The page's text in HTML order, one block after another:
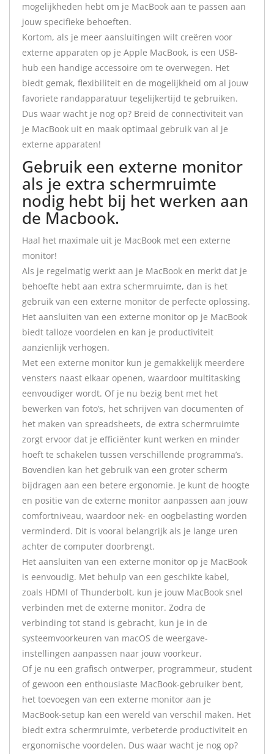
mogelijkheden hebt om je MacBook aan te passen aan
jouw specifieke behoeften.
Kortom, als je meer aansluitingen wilt creëren voor
externe apparaten op je Apple MacBook, is een USB-
hub een handige accessoire om te overwegen. Het
biedt gemak, flexibiliteit en de mogelijkheid om al jouw
favoriete randapparatuur tegelijkertijd te gebruiken.
Dus waar wacht je nog op? Breid de connectiviteit van
je MacBook uit en maak optimaal gebruik van al je
externe apparaten!
Gebruik een externe monitor
als je extra schermruimte
nodig hebt bij het werken aan
de Macbook.
Haal het maximale uit je MacBook met een externe
monitor!
Als je regelmatig werkt aan je MacBook en merkt dat je
behoefte hebt aan extra schermruimte, dan is het
gebruik van een externe monitor de perfecte oplossing.
Het aansluiten van een externe monitor op je MacBook
biedt talloze voordelen en kan je productiviteit
aanzienlijk verhogen.
Met een externe monitor kun je gemakkelijk meerdere
vensters naast elkaar openen, waardoor multitasking
eenvoudiger wordt. Of je nu bezig bent met het
bewerken van foto’s, het schrijven van documenten of
het maken van spreadsheets, de extra schermruimte
zorgt ervoor dat je efficiënter kunt werken en minder
hoeft te schakelen tussen verschillende programma’s.
Bovendien kan het gebruik van een groter scherm
bijdragen aan een betere ergonomie. Je kunt de hoogte
en positie van de externe monitor aanpassen aan jouw
comfortniveau, waardoor nek- en oogbelasting worden
verminderd. Dit is vooral belangrijk als je lange uren
achter de computer doorbrengt.
Het aansluiten van een externe monitor op je MacBook
is eenvoudig. Met behulp van een geschikte kabel,
zoals HDMI of Thunderbolt, kun je jouw MacBook snel
verbinden met de externe monitor. Zodra de
verbinding tot stand is gebracht, kun je in de
systeemvoorkeuren van macOS de weergave-
instellingen aanpassen naar jouw voorkeur.
Of je nu een grafisch ontwerper, programmeur, student
of gewoon een enthousiaste MacBook-gebruiker bent,
het toevoegen van een externe monitor aan je
MacBook-setup kan een wereld van verschil maken. Het
biedt extra schermruimte, verbeterde productiviteit en
ergonomische voordelen. Dus waar wacht je nog op?